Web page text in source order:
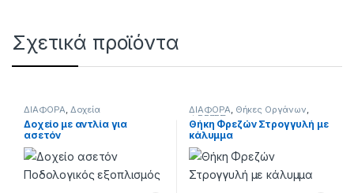
Σχετικά προϊόντα
ΔΙΑΦΟΡΑ, Δοχεία
Δοχείο με αντλία για
ασετόν
ΔΙΑΦΟΡΑ, Θήκες Οργάνων,
ΦΡΕΖΕΣ
Θήκη Φρεζών Στρογγυλή με
κάλυμμα